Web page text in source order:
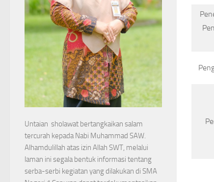
Untaian sholawat bertangkaikan salam
tercurah kepada Nabi Muhammad SAW.
Alhamdulillah atas izin Allah SWT, melalui
laman ini segala bentuk informasi tentang
serba-serbi kegiatan yang dilakukan di SMA